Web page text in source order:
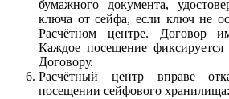
бумажного документа,
ключа от сейфа, если ключ не
Расчётном центре. Договор
Каждое посещение
Договору.
Расчётный центр вправе
посещении сейфового хранилища: